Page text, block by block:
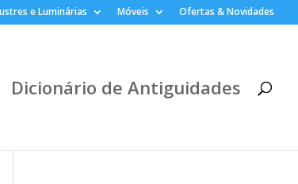
e Luminárias Móveis Ofertas & Novidades
Dicionário de Antiguidades